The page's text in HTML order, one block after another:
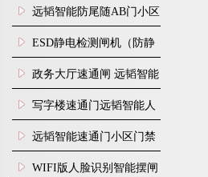
机
远韬智能防尾随AB门小区
门禁闸机安装
​ESD静电检测闸机（防静
电门禁通道系统）
政务大厅速通闸 远韬智能
防尾随静音速通门
写字楼速通门远韬智能人
脸识别快速通道闸
远韬智能速通门小区门禁
闸机食堂消费摆闸
WIFI版人脸识别智能摆闸